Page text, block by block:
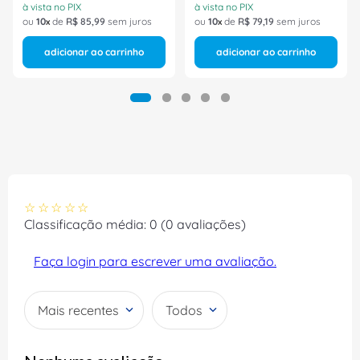
à vista no PIX
ou 10 de R$ 85,99 sem juros
adicionar ao carrinho
à vista no PIX
ou 10 de R$ 79,19 sem juros
adicionar ao carrinho
☆ ☆ ☆ ☆ ☆
Classificação média: 0 (0 avaliações)
Faça login para escrever uma avaliação.
Mais recentes Todos